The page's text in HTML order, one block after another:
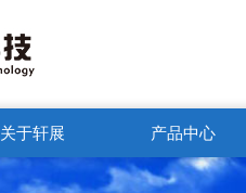
关于轩展 产品中心